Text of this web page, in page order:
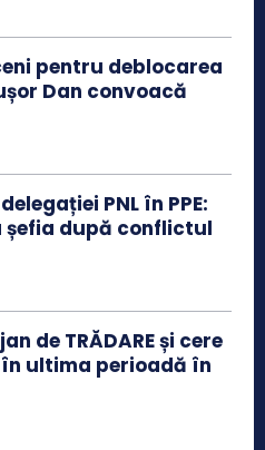
pentru deblocarea
Dan convoacă
PNL în PPE:
șefia după conflictul
de TRĂDARE și cere
în ultima perioadă în